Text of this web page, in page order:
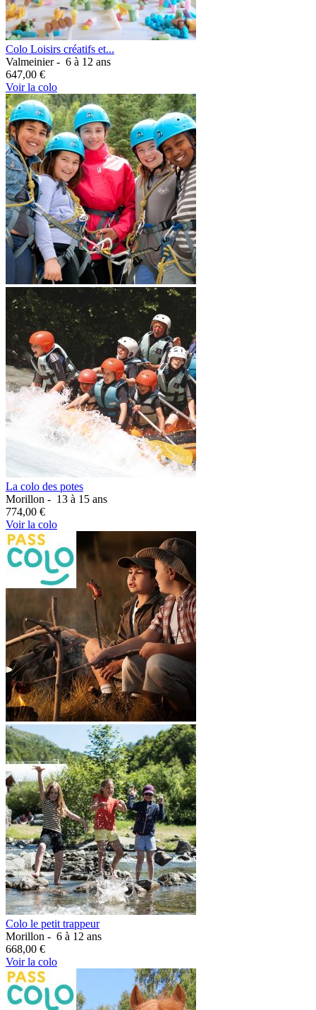
Colo Loisirs créatifs et...
Valmeinier - 6 à 12 ans
647,00 €
Voir la colo
La colo des potes
Morillon - 13 à 15 ans
774,00 €
Voir la colo
Colo le petit trappeur
Morillon - 6 à 12 ans
668,00 €
Voir la colo